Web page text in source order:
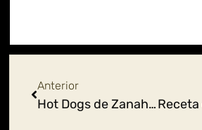
Anterior
Hot Dogs de Zanahoria